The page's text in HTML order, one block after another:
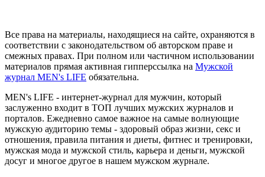
Все права на материалы, находящиеся на сайте, охраняются в
соответствии с законодательством об авторском праве и
смежных правах. При полном или частичном использовании
материалов прямая активная гипперссылка на Мужской
журнал MEN's LIFE обязательна.
MEN's LIFE - интернет-журнал для мужчин, который
заслуженно входит в ТОП лучших мужских журналов и
порталов. Ежедневно самое важное на самые волнующие
мужскую аудиторию темы - здоровый образ жизни, секс и
отношения, правила питания и диеты, фитнес и тренировки,
мужская мода и мужской стиль, карьера и деньги, мужской
досуг и многое другое в нашем мужском журнале.